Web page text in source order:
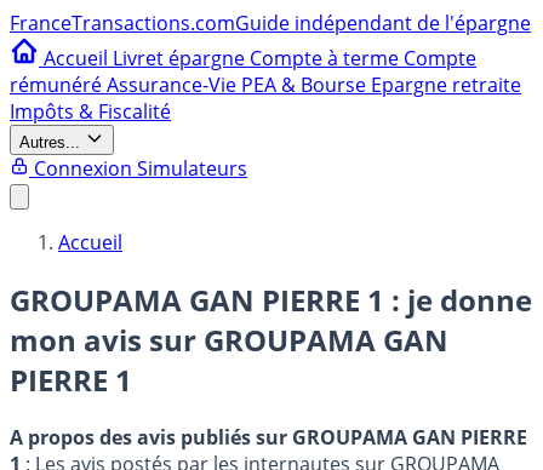
FranceTransactions.comGuide indépendant de l'épargne
Accueil Livret épargne Compte à terme Compte
rémunéréAssurance-Vie PEA & Bourse Epargne retraite
Impôts & Fiscalité
Autres...
Connexion Simulateurs
Accueil
GROUPAMA GAN PIERRE 1 : je donne
mon avis sur GROUPAMA GAN
PIERRE 1
A propos des avis publiés sur GROUPAMA GAN PIERRE
1 : Les avis postés par les internautes sur GROUPAMA